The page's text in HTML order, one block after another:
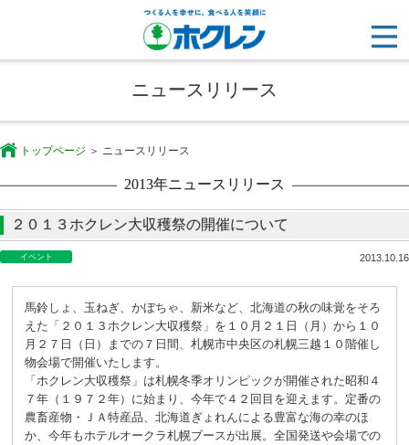
ニュースリリース
トップページ ニュースリリース
2013年ニュースリリース
２０１３ホクレン大収穫祭の開催について
イベント 2013.10.16
馬鈴しょ、玉ねぎ、かぼちゃ、新米など、北海道の秋の味覚をそろ
えた「２０１３ホクレン大収穫祭」を１０月２１日（月）から１０
月２７日（日）までの７日間、札幌市中央区の札幌三越１０階催し
物会場で開催いたします。
「ホクレン大収穫祭」は札幌冬季オリンピックが開催された昭和４
７年（１９７２年）に始まり、今年で４２回目を迎えます。定番の
農畜産物・ＪＡ特産品、北海道ぎょれんによる豊富な海の幸のほ
か、今年もホテルオークラ札幌ブースが出展。全国発送や会場での